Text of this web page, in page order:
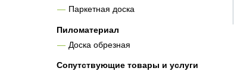
Паркетная доска
Пиломатериал
Доска обрезная
Сопутствующие товары и услуги